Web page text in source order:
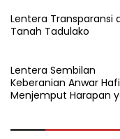
Lentera Transparansi
Tanah Tadulako
Lentera Sembilan
Keberanian Anwar
Menjemput Harapan